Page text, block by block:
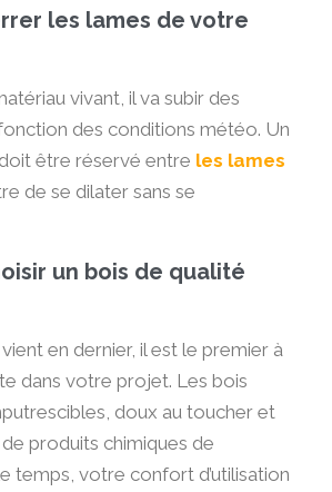
les lames de votre
vivant, il va subir des
des conditions météo. Un
être réservé entre les lames
de se dilater sans se
un bois de qualité
en dernier, il est le premier à
dans votre projet. Les bois
doux au toucher et
produits chimiques de
temps, votre confort d’utilisation